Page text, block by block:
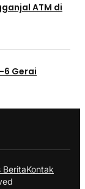
ATM di
6 Gerai
BeritaKontak